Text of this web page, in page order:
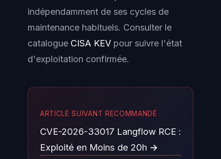
indépendamment de ses cycles de
maintenance habituels. Consulter le
catalogue CISA KEV pour suivre l'état
d'exploitation confirmée.
ARTICLE SUIVANT RECOMMANDÉ
CVE-2026-33017 Langflow RCE :
Exploité en Moins de 20h →